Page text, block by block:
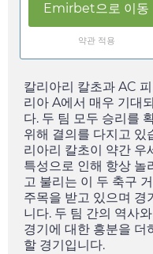
Emirbet으로 이동
약관 적용
칼리아리 칼초과 AC
리아 A에서 매우 기대
다. 두 팀 모두 승리를
위해 결의를 다지고 있
리아리 칼초이 약간 우
특성으로 인해 항상 놀
고 불리는 이 두 축구
주목을 받고 있으며 경
니다. 두 팀 간의 역사
경기에 대한 흥분을 더
할 경기입니다.